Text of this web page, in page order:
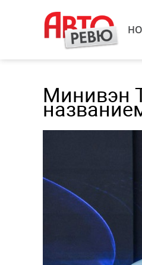
Минивэн